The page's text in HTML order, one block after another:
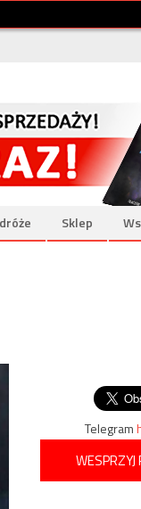
Sklep
Telegram